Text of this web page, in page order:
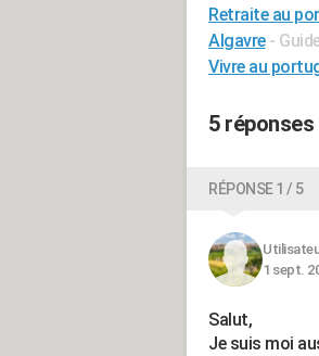
Retraite au
Algavre -
Vivre au
5 réponses
RÉPONSE 1 / 5
1 sept.
Salut,
Je suis moi